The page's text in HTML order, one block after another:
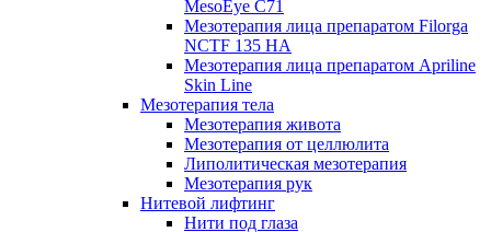
MesoEye С71
Мезотерапия лица препаратом Filorga
NCTF 135 HA
Мезотерапия лица препаратом Apriline
Skin Line
Мезотерапия тела
Мезотерапия живота
Мезотерапия от целлюлита
Липолитическая мезотерапия
Мезотерапия рук
Нитевой лифтинг
Нити под глаза